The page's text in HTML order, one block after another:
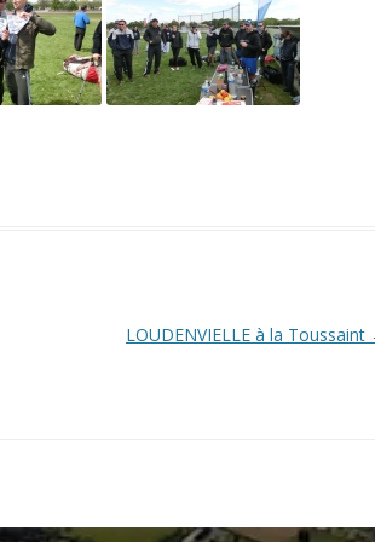
LOUDENVIELLE à la Toussaint